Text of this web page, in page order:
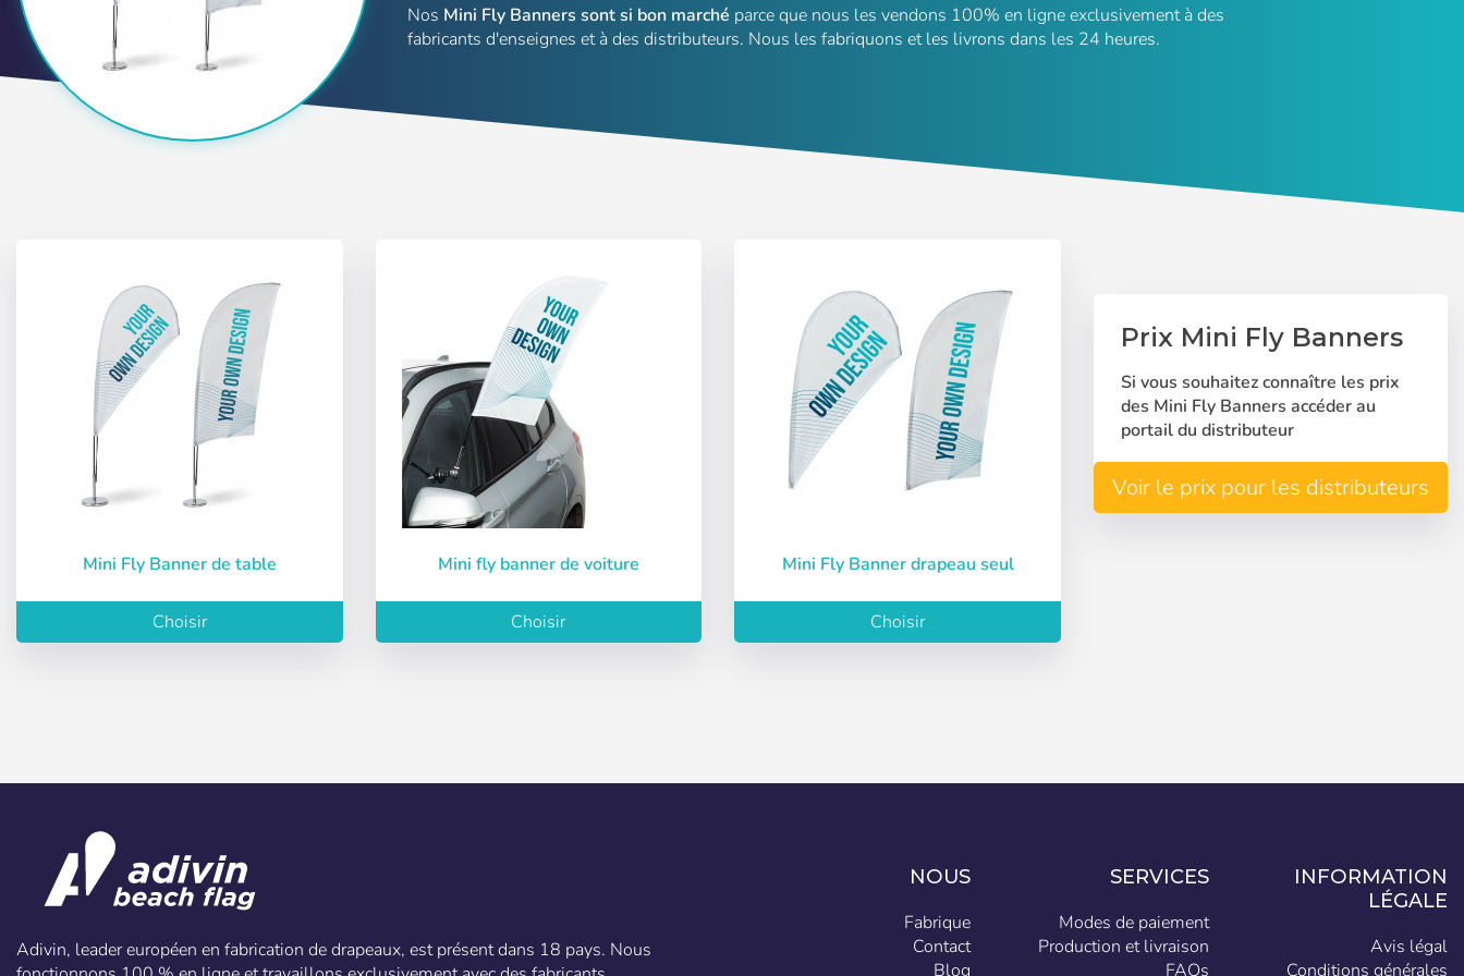
Mémoriser le mot de passe:
Récupérer le mot de passe Créer compte
Español Français
Deutsch
Italiano
Slovenija
Nos Mini Fly Banners sont si bon marché parce que nous les vendons 100% en ligne exclusivement à des
fabricants d'enseignes et à des distributeurs. Nous les fabriquons et les livrons dans les 24 heures.
Mini Fly Banner de table
Choisir
Mini fly banner de voiture
Choisir
Mini Fly Banner drapeau seul
Choisir
Prix Mini Fly Banners
Si vous souhaitez connaître les prix
des Mini Fly Banners accéder au
portail du distributeur
Voir le prix pour les distributeurs
Adivin, leader européen en fabrication de drapeaux, est présent dans 18 pays. Nous
NOUS
Fabrique
Contact
Blog
SERVICES
Modes de paiement
Production et livraison
FAQs
INFORMATION
LÉGALE
Avis légal
Conditions générales